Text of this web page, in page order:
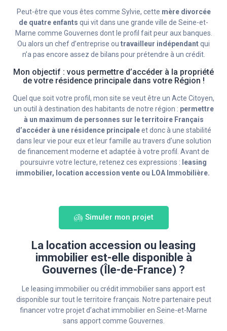
Peut-être que vous êtes comme Sylvie, cette mère divorcée
de quatre enfants qui vit dans une grande ville de Seine-et-
Marne comme Gouvernes dont le profil fait peur aux banques.
Ou alors un chef d’entreprise ou travailleur indépendantqui
n’a pas encore assez de bilans pour prétendre à un crédit.
Mon objectif : vous permettre d’accéder à la propriété
de votre résidence principale dans votre Région !
Quel que soit votre profil, mon site se veut être un Acte Citoyen,
un outil à destination des habitants de notre région : permettre
à un maximum de personnes sur le territoire Français
d’accéder à une résidence principaleet donc à une stabilité
dans leur vie pour eux et leur famille au travers d’une solution
de financement moderne et adaptée à votre profil. Avant de
poursuivre votre lecture, retenez ces expressions : leasing
immobilier, location accession vente ou LOA Immobilière.
Simuler mon projet
La location accession ou leasing
immobilier est-elle disponible à
Gouvernes (Île-de-France) ?
Le leasing immobilier ou crédit immobilier sans apport est
disponible sur tout le territoire français. Notre partenaire peut
financer votre projet d’achat immobilier en Seine-et-Marne
sans apport comme Gouvernes.